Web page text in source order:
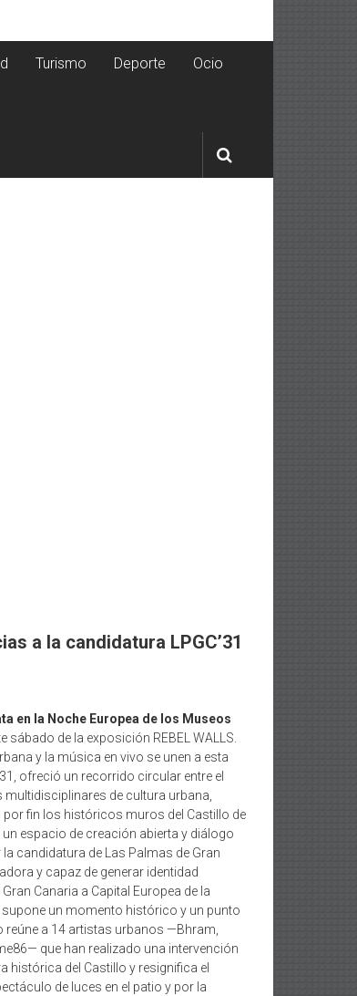
Turismo Deporte Ocio
a la candidatura LPGC’31
en la Noche Europea de los Museos
de la exposición REBEL WALLS.
y la música en vivo se unen a esta
ofreció un recorrido circular entre el
de cultura urbana,
por fin los históricos muros del Castillo de
espacio de creación abierta y diálogo
candidatura de Las Palmas de Gran
y capaz de generar identidad
Canaria a Capital Europea de la
un momento histórico y un punto
reúne a 14 artistas urbanos —Bhram,
que han realizado una intervención
histórica del Castillo y resignifica el
de luces en el patio y por la